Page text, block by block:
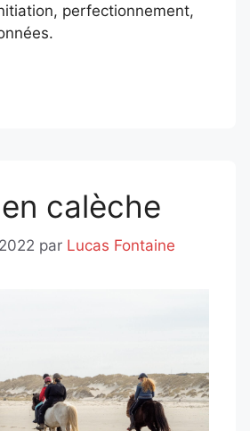
perfectionnement,
calèche
par Lucas Fontaine